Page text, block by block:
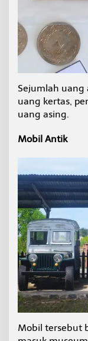
Sejumlah uang
uang kertas,
uang asing.
Mobil Antik
Mobil tersebut